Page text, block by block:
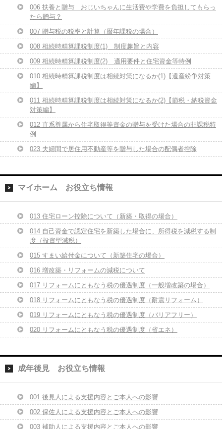
006 扶養と贈与 おじいちゃんに生活費や学費を負担してもらっ
たら贈与？
007 贈与税の税率と計算（暦年課税の場合）
008 相続時精算課税制度(1) 制度趣旨と内容
009 相続時精算課税制度(2) 適用要件と住宅資金等特例
010 相続時精算課税制度は相続対策になるか(1)【遺産紛争対策
編】
011 相続時精算課税制度は相続対策になるか(2)【節税・納税資金
対策編】
012 直系尊属から住宅取得等資金の贈与を受けた場合の非課税特
例
023 夫婦間で居住用不動産等を贈与した場合の配偶者控除
マイホーム お役立ち情報
013 住宅ローン控除について（新築・取得の場合）
014 自己資金で認定住宅を新築した場合に、所得税を減税する制
度（投資型減税）
015 すまい給付金について（新築住宅の場合）
016 増改築・リフォームの減税について
017 リフォームにともなう税の優遇制度（一般増改築の場合）
018 リフォームにともなう税の優遇制度（耐震リフォーム）
019 リフォームにともなう税の優遇制度（バリアフリー）
020 リフォームにともなう税の優遇制度（省エネ）
成年後見 お役立ち情報
001 後見人による支援内容とご本人への影響
002 保佐人による支援内容とご本人への影響
003 補助人による支援内容とご本人への影響